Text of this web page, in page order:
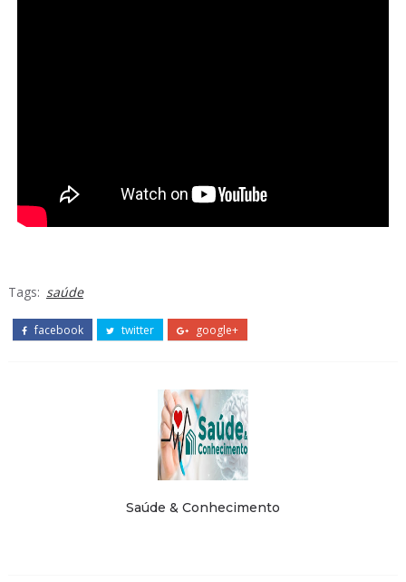
Tags: saúde
facebook twitter google+
Saúde & Conhecimento